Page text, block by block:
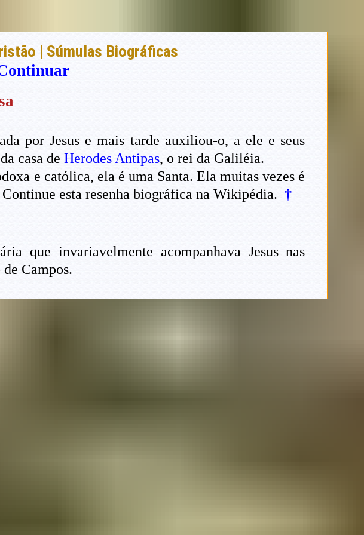
| Súmulas Biográficas
por Jesus e mais tarde auxiliou-o, a ele e seus
casa de Herodes Antipas, o rei da Galiléia.
e católica, ela é uma Santa. Ela muitas vezes é
esta resenha biográfica na Wikipédia. †
que invariavelmente acompanhava Jesus nas
Campos.